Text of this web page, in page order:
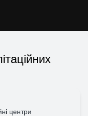
центри